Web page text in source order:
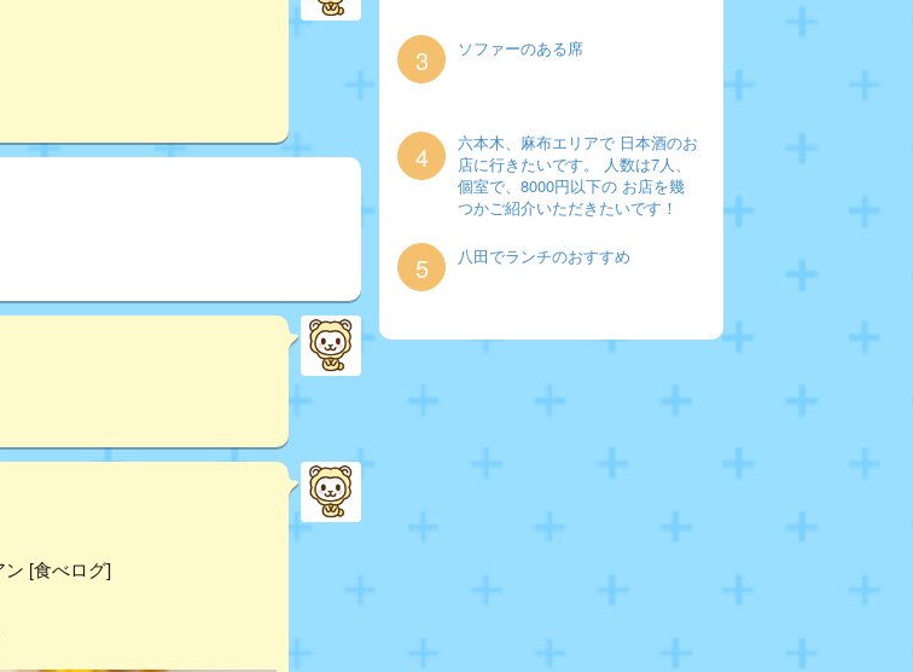
[食べログ]
3 ソファーのある席
4
六本木、麻布エリアで 日本酒のお
店に行きたいです。 人数は7人、
個室で、8000円以下の お店を幾
つかご紹介いただきたいです！
5 八田でランチのおすすめ